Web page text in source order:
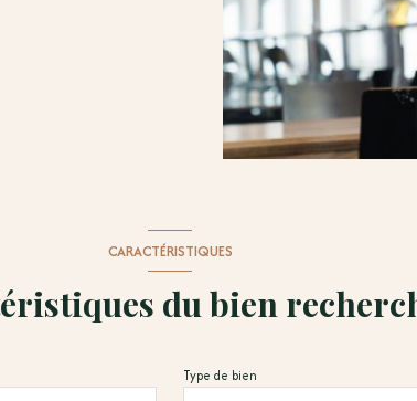
CARACTÉRISTIQUES
du bien
Type de bien